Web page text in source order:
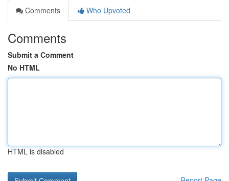
Comments
Who Upvoted
Comments
Submit a Comment
No HTML
HTML is disabled